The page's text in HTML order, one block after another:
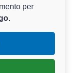
per
.